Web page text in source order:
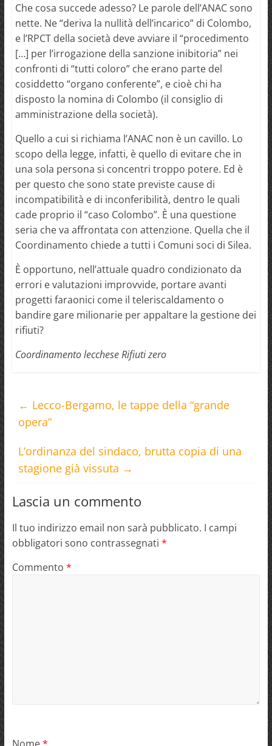
Che cosa succede adesso? Le parole dell’ANAC sono
nette. Ne “deriva la nullità dell’incarico” di Colombo,
e l’RPCT della società deve avviare il “procedimento
[…] per l’irrogazione della sanzione inibitoria” nei
confronti di “tutti coloro” che erano parte del
cosiddetto “organo conferente”, e cioè chi ha
disposto la nomina di Colombo (il consiglio di
amministrazione della società).
Quello a cui si richiama l’ANAC non è un cavillo. Lo
scopo della legge, infatti, è quello di evitare che in
una sola persona si concentri troppo potere. Ed è
per questo che sono state previste cause di
incompatibilità e di inconferibilità, dentro le quali
cade proprio il “caso Colombo”. È una questione
seria che va affrontata con attenzione. Quella che il
Coordinamento chiede a tutti i Comuni soci di Silea.
È opportuno, nell’attuale quadro condizionato da
errori e valutazioni improvvide, portare avanti
progetti faraonici come il teleriscaldamento o
bandire gare milionarie per appaltare la gestione dei
rifiuti?
Coordinamento lecchese Rifiuti zero
← Lecco-Bergamo, le tappe della “grande
opera”
L’ordinanza del sindaco, brutta copia di una
stagione già vissuta →
Lascia un commento
Il tuo indirizzo email non sarà pubblicato. I campi
obbligatori sono contrassegnati *
Commento *